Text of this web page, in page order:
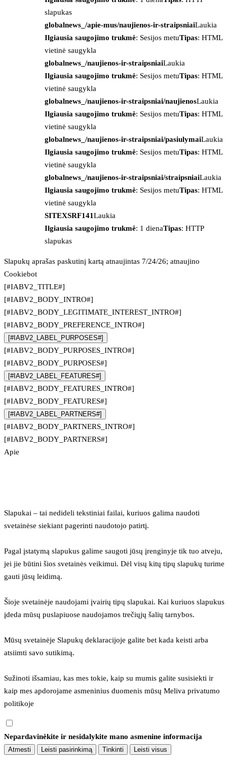
slapukas
globalnews_/apie-mus/naujienos-ir-straipsniaiLaukia
Ilgiausia saugojimo trukmė: Sesijos metuTipas: HTML
vietinė saugykla
globalnews_/naujienos-ir-straipsniaiLaukia
Ilgiausia saugojimo trukmė: Sesijos metuTipas: HTML
vietinė saugykla
globalnews_/naujienos-ir-straipsniai/naujienosLaukia
Ilgiausia saugojimo trukmė: Sesijos metuTipas: HTML
vietinė saugykla
globalnews_/naujienos-ir-straipsniai/pasiulymaiLaukia
Ilgiausia saugojimo trukmė: Sesijos metuTipas: HTML
vietinė saugykla
globalnews_/naujienos-ir-straipsniai/straipsniaiLaukia
Ilgiausia saugojimo trukmė: Sesijos metuTipas: HTML
vietinė saugykla
SITEXSRF141Laukia
Ilgiausia saugojimo trukmė: 1 dienaTipas: HTTP
slapukas
Slapukų aprašas paskutinį kartą atnaujintas 7/24/26; atnaujino
Cookiebot
[#IABV2_TITLE#]
[#IABV2_BODY_INTRO#]
[#IABV2_BODY_LEGITIMATE_INTEREST_INTRO#]
[#IABV2_BODY_PREFERENCE_INTRO#]
[#IABV2_LABEL_PURPOSES#]
[#IABV2_BODY_PURPOSES_INTRO#]
[#IABV2_BODY_PURPOSES#]
[#IABV2_LABEL_FEATURES#]
[#IABV2_BODY_FEATURES_INTRO#]
[#IABV2_BODY_FEATURES#]
[#IABV2_LABEL_PARTNERS#]
[#IABV2_BODY_PARTNERS_INTRO#]
[#IABV2_BODY_PARTNERS#]
Apie
Slapukai – tai nedideli tekstiniai failai, kuriuos galima naudoti
svetainėse siekiant pagerinti naudotojo patirtį.
Pagal įstatymą slapukus galime saugoti jūsų įrenginyje tik tuo atveju,
jei jie būtini šios svetainės veikimui. Dėl visų kitų tipų slapukų turime
gauti jūsų leidimą.
Šioje svetainėje naudojami įvairių tipų slapukai. Kai kuriuos slapukus
įdeda mūsų puslapiuose naudojamos trečiųjų šalių tarnybos.
Mūsų svetainėje Slapukų deklaracijoje galite bet kada keisti arba
atsiimti savo sutikimą.
Sužinoti išsamiau, kas mes tokie, kaip su mumis galite susisiekti ir
kaip mes apdorojame asmeninius duomenis mūsų Meliva privatumo
politikoje
Nepardavinėkite ir nesidalykite mano asmenine informacija
Atmesti Leisti pasirinkimą Tinkinti Leisti visus